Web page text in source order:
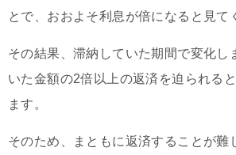
とで、おおよそ利息が倍になると見て
その結果、滞納していた期間で変化し
いた金額の2倍以上の返済を迫られる
ます。
そのため、まともに返済することが難